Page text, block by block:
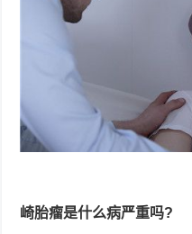
崎胎瘤是什么病严重吗?